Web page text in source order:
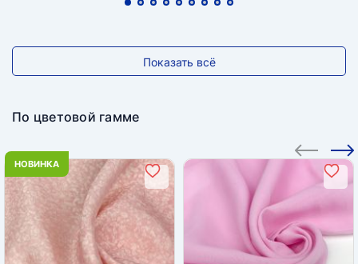
Показать всё
По цветовой гамме
НОВИНКА